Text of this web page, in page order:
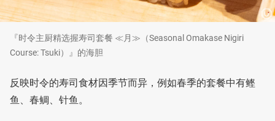
『时令主厨精选握寿司套餐 ≪月≫（Seasonal Omakase Nigiri
Course: Tsuki）』的海胆
反映时令的寿司食材因季节而异，例如春季的套餐中有鲣
鱼、春鲷、针鱼。